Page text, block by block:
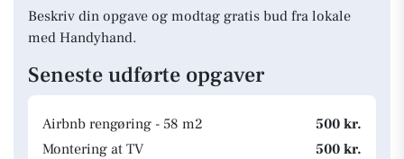
Beskriv din opgave og modtag gratis bud fra lokale
med Handyhand.
Seneste udførte opgaver
Airbnb rengøring - 58 m2
500 kr.
Montering at TV
500 kr.